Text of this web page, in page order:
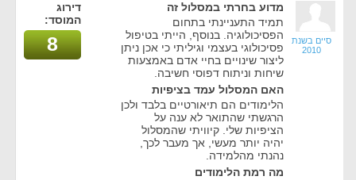
סיים בשנת
2010
מדוע בחרתי במסלול זה
תמיד התעניינתי בתחום
הפסיכולוגיה. בנוסף, הייתי בטיפול
פסיכולוגי בעצמי וגיליתי כי אכן ניתן
ליצור שינויים בחיי אדם באמצעות
שיחות וניתוח דפוסי חשיבה.
האם המסלול עמד בציפיות
הלימודים הם תיאורטיים בלבד ולכן
הרגשתי שהתואר לא ענה על
הציפיות שלי. קיוויתי שהמסלול
יהיה יותר מעשי, אך מעבר לכך,
נהנתי מהלמידה.
מה רמת הלימודים
דירוג
המוסד:
8